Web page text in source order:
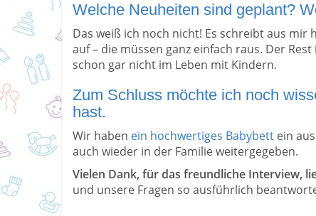
Welche Neuheiten sind geplant?
Das weiß ich noch nicht! Es schreibt aus
auf – die müssen ganz einfach raus. Der
schon gar nicht im Leben mit Kindern.
Zum Schluss möchte ich noch
hast.
Wir haben ein hochwertiges Babybett ein
auch wieder in der Familie weitergegeben.
Vielen Dank, für das freundliche Interview,
und unsere Fragen so ausführlich